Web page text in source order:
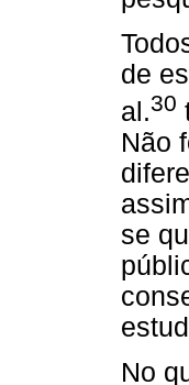
de
al.30
Não
se
No